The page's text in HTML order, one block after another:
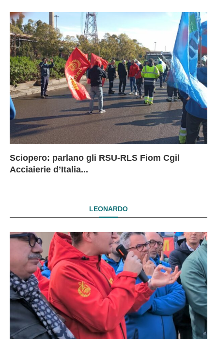
Sciopero: parlano gli RSU-RLS Fiom Cgil
Acciaierie d’Italia...
LEONARDO